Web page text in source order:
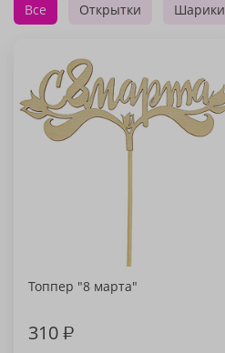
Все Открытки Шарики
Топпер "8 марта"
310₽